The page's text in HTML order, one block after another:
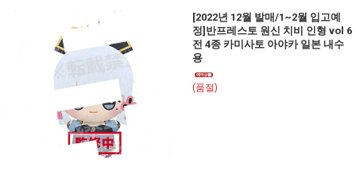
[2022년 12월 발매/1~2월 입고예
정]반프레스토 원신 치비 인형 vol 6
전 4종 카미사토 아야카 일본 내수
용
(품절)